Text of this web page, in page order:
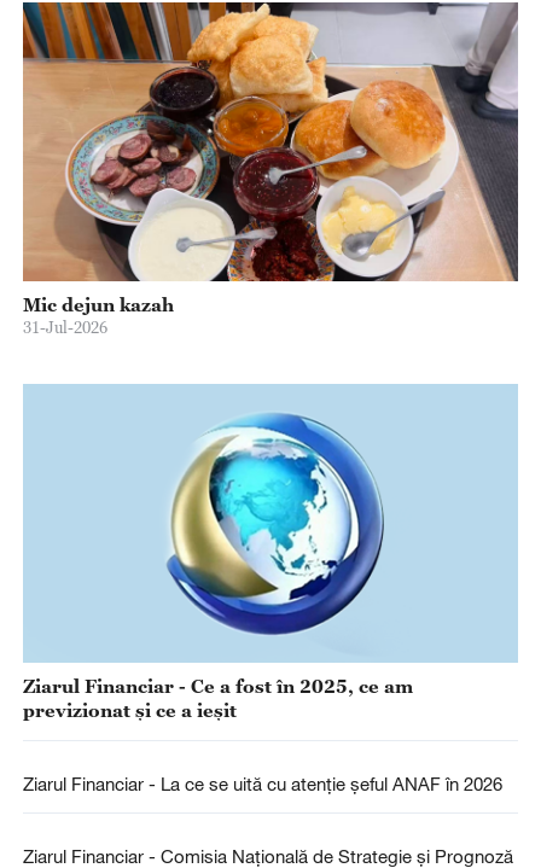
Mic dejun kazah
31-Jul-2026
Ziarul Financiar - Ce a fost în 2025, ce am
previzionat şi ce a ieşit
Ziarul Financiar - La ce se uită cu atenţie şeful ANAF în 2026
Ziarul Financiar - Comisia Naţională de Strategie şi Prognoză